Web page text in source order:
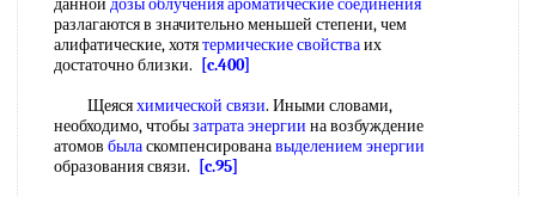
данной дозы облученияароматические соединения
разлагаются в значительно меньшей степени, чем
алифатические, хотятермические свойстваих
достаточно близки.
[c.400]
Щеясяхимической связи. Иными словами,
необходимо, чтобызатрата энергии на возбуждение
атомов быласкомпенсированавыделением энергии
образования связи.
[c.95]